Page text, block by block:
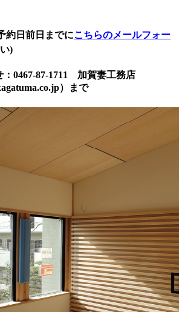
約日前日までにこちらのメールフォー
)
：0467-87-1711 加賀妻工務店
）まで